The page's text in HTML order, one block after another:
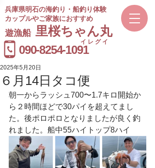
イレグイ
兵庫県明石の海釣り・船釣り体験
カップルやご家族におすすめ
090-8254-1091
遊漁船 ​里桜ちゃん丸
６月14日タコ便
2025年5月20日
朝一からラッシュ700〜1.7キロ開始か
ら２時間ほどで30パイを超えてまし
た。後ポロポロとなりましたが良く釣
れました。船中55ハイトップ8ハイ